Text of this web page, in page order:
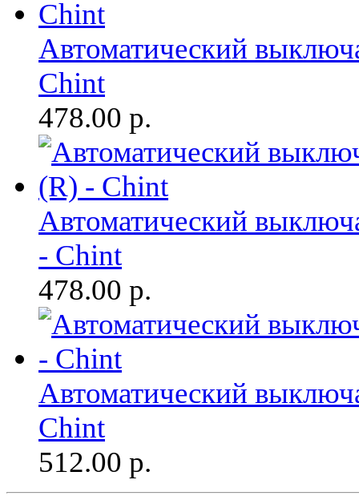
Автоматический
Chint
478.00 р.
Автоматический
- Chint
478.00 р.
Автоматический
Chint
512.00 р.